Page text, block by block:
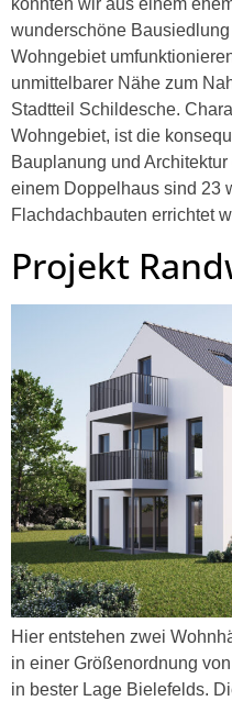
konnten wir aus einem
wunderschöne
Wohngebiet
unmittelbarer Nähe zum
Stadtteil Schildesche.
Wohngebiet, ist die
Bauplanung und
einem Doppelhaus sind 23
Flachdachbauten errichtet
Projekt
Hier entstehen zwei
in einer Größenordnung
in bester Lage Bielefelds.